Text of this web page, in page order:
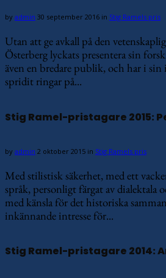
by admin 30 september 2016 in Stig Ramels pris
Utan att ge avkall på den
Österberg lyckats presentera sin
även en bredare publik, och har i sin
spridit ringar på...
Stig Ramel-pristagare 2015:
by admin 2 oktober 2015 in Stig Ramels pris
Med stilistisk säkerhet, med ett
språk, personligt färgat av dialektala
med känsla för det historiska
inkännande intresse för...
Stig Ramel-pristagare 2014: